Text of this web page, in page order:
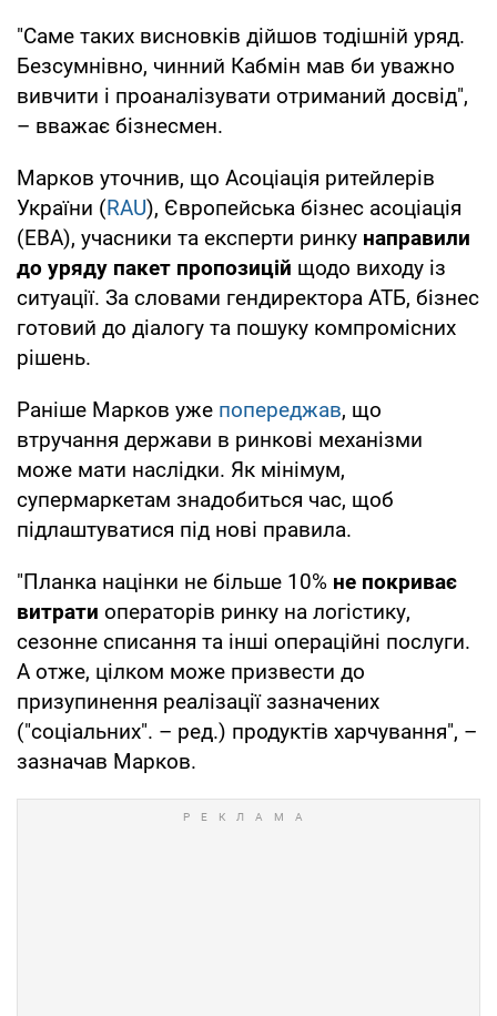
"Саме таких висновків дійшов тодішній уряд.
Безсумнівно, чинний Кабмін мав би уважно
вивчити і проаналізувати отриманий досвід",
– вважає бізнесмен.
Марков уточнив, що Асоціація ритейлерів
України (RAU), Європейська бізнес асоціація
(EBA), учасники та експерти ринку направили
до уряду пакет пропозицій щодо виходу із
ситуації. За словами гендиректора АТБ, бізнес
готовий до діалогу та пошуку компромісних
рішень.
Раніше Марков уже попереджав, що
втручання держави в ринкові механізми
може мати наслідки. Як мінімум,
супермаркетам знадобиться час, щоб
підлаштуватися під нові правила.
"Планка націнки не більше 10% не покриває
витрати операторів ринку на логістику,
сезонне списання та інші операційні послуги.
А отже, цілком може призвести до
призупинення реалізації зазначених
("соціальних". – ред.) продуктів харчування", –
зазначав Марков.